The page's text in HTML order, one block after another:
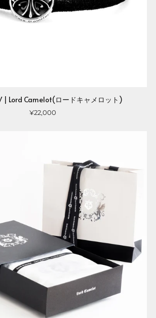
| Lord Camelot(ロードキャメロット)
¥22,000